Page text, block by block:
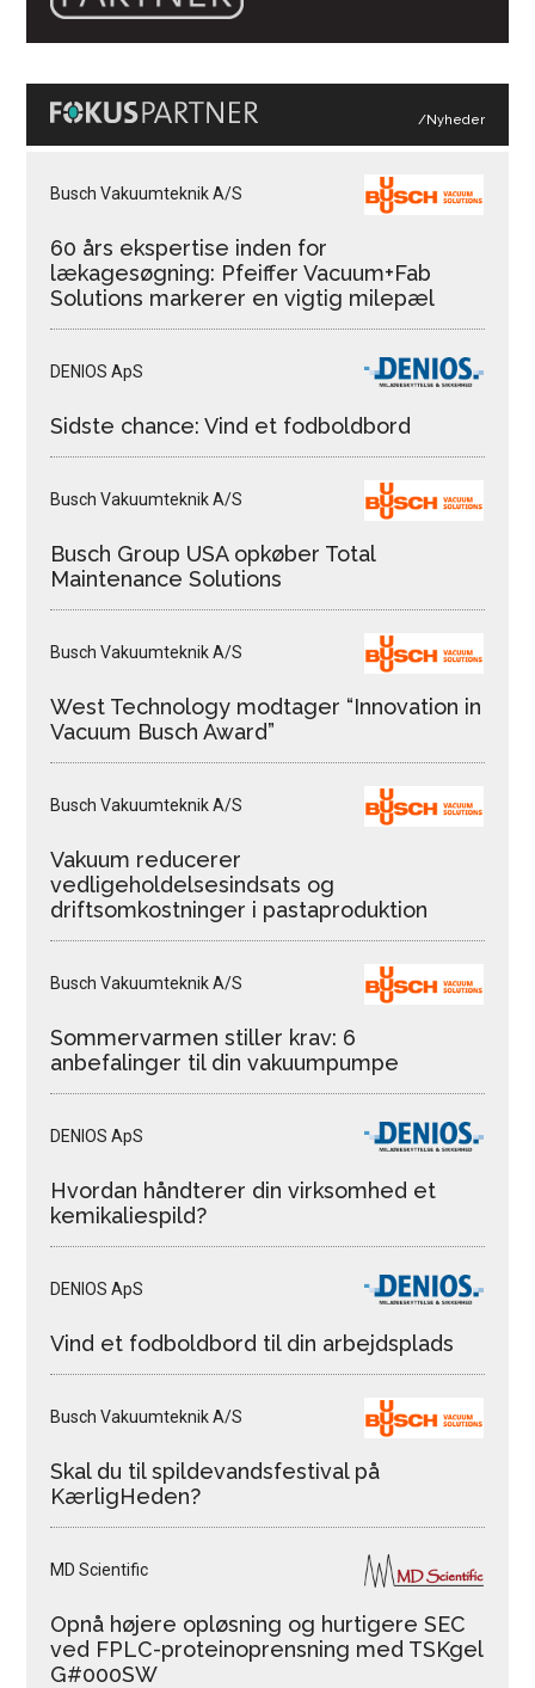
/Nyheder
Busch Vakuumteknik A/S
60 års ekspertise inden for
lækagesøgning: Pfeiffer Vacuum+Fab
Solutions markerer en vigtig milepæl
DENIOS ApS
Sidste chance: Vind et fodboldbord
Busch Vakuumteknik A/S
Busch Group USA opkøber Total
Maintenance Solutions
Busch Vakuumteknik A/S
West Technology modtager “Innovation in
Vacuum Busch Award”
Busch Vakuumteknik A/S
Vakuum reducerer
vedligeholdelsesindsats og
driftsomkostninger i pastaproduktion
Busch Vakuumteknik A/S
Sommervarmen stiller krav: 6
anbefalinger til din vakuumpumpe
DENIOS ApS
Hvordan håndterer din virksomhed et
kemikaliespild?
DENIOS ApS
Vind et fodboldbord til din arbejdsplads
Busch Vakuumteknik A/S
Skal du til spildevandsfestival på
KærligHeden?
MD Scientific
Opnå højere opløsning og hurtigere SEC
ved FPLC-proteinoprensning med TSKgel
G#000SW